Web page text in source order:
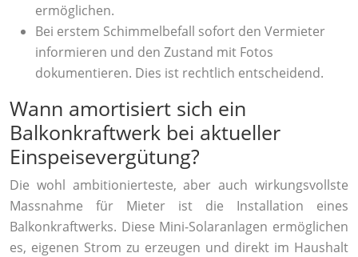
ermöglichen.
Bei erstem Schimmelbefall sofort den Vermieter
informieren und den Zustand mit Fotos
dokumentieren. Dies ist rechtlich entscheidend.
Wann amortisiert sich ein
Balkonkraftwerk bei aktueller
Einspeisevergütung?
Die wohl ambitionierteste, aber auch wirkungsvollste
Massnahme für Mieter ist die Installation eines
Balkonkraftwerks. Diese Mini-Solaranlagen ermöglichen
es, eigenen Strom zu erzeugen und direkt im Haushalt